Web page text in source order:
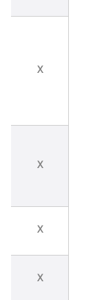
X
X
X
X